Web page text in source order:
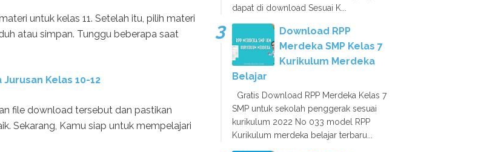
untuk kelas 11. Setelah itu, pilih materi
atau simpan. Tunggu beberapa saat
Jurusan Kelas 10-12
file download tersebut dan pastikan
Sekarang, Kamu siap untuk mempelajari
dapat di download Sesuai K...
Download RPP
Merdeka SMP Kelas 7
Kurikulum Merdeka
Belajar
Gratis Download RPP Merdeka Kelas 7
SMP untuk sekolah penggerak sesuai
kurikulum 2022 No 033 model RPP
Kurikulum merdeka belajar terbaru...